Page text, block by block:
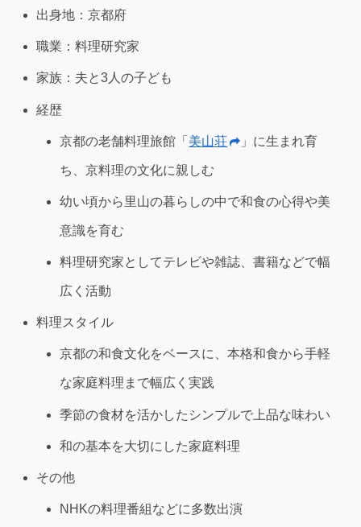
出身地：京都府
職業：料理研究家
家族：夫と3人の子ども
経歴
京都の老舗料理旅館「 美山荘 」に生まれ育
ち、京料理の文化に親しむ
幼い頃から里山の暮らしの中で和食の心得や美
意識を育む
料理研究家としてテレビや雑誌、書籍などで幅
広く活動
料理スタイル
京都の和食文化をベースに、本格和食から手軽
な家庭料理まで幅広く実践
季節の食材を活かしたシンプルで上品な味わい
和の基本を大切にした家庭料理
その他
NHKの料理番組などに多数出演